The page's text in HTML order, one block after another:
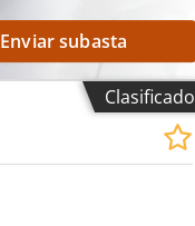
Enviar subasta
Clasificado